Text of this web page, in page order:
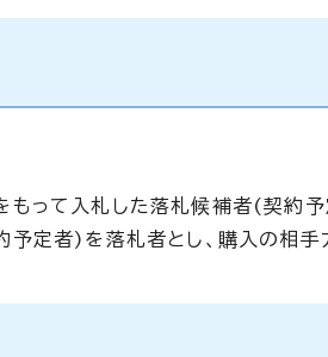
って入札した落札候補者(契約予
定者)を落札者とし、購入の相手